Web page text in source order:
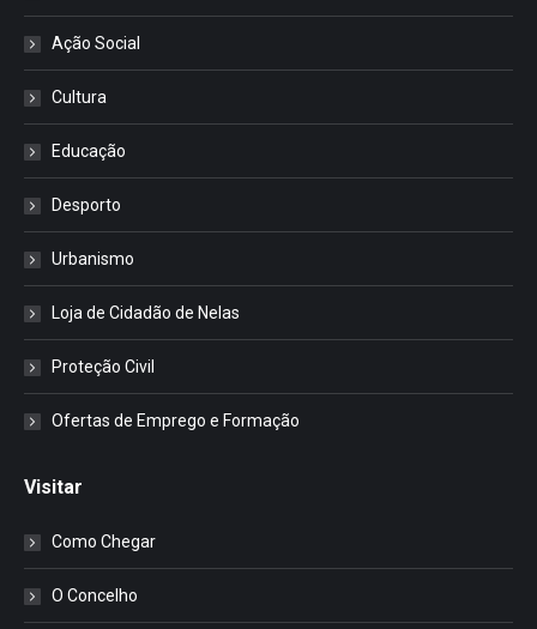
Ação Social
Cultura
Educação
Desporto
Urbanismo
Loja de Cidadão de Nelas
Proteção Civil
Ofertas de Emprego e Formação
Visitar
Como Chegar
O Concelho